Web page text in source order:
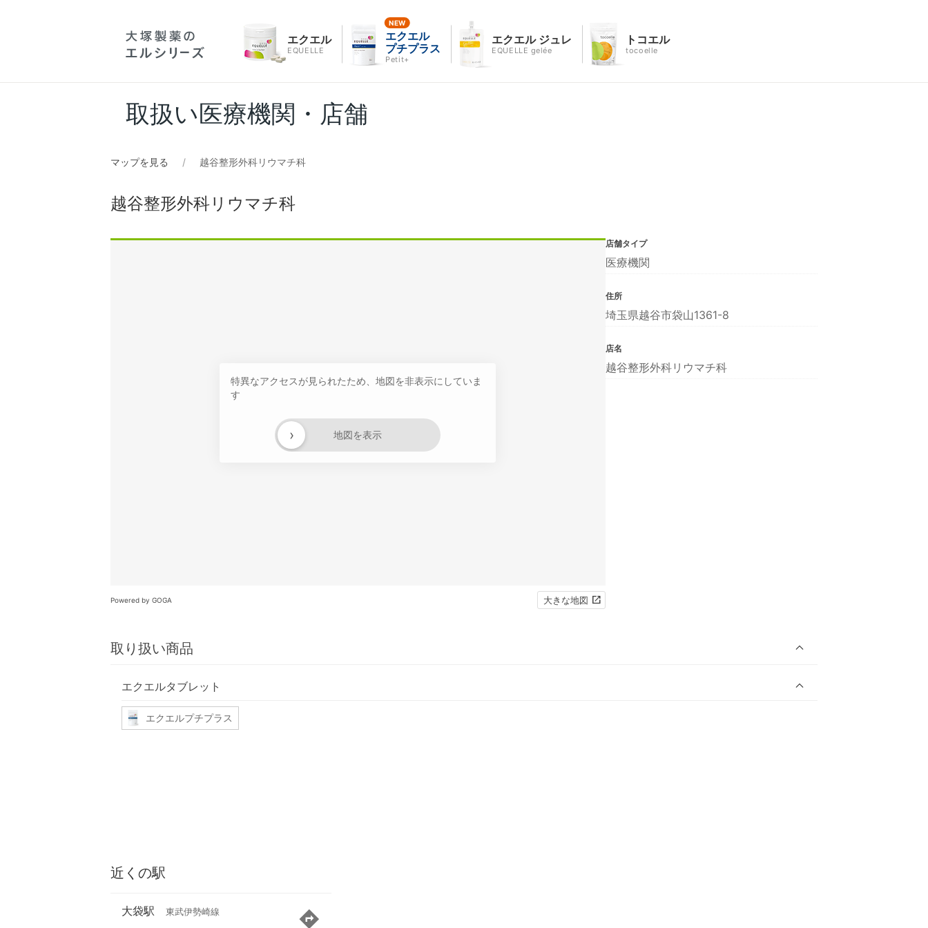
エクエル
EQUELLE
エクエル
プチプラス
Petit+
エクエル ジュレ
EQUELLE gelée
トコエル
tocoelle
取扱い医療機関・店舗
マップを見る 越谷整形外科リウマチ科
越谷整形外科リウマチ科
特異なアクセスが見られたため、地図を非表示にしていま
す
地図を表示
›
Powered by GOGA 大きな地図
取り扱い商品
エクエルタブレット
エクエルプチプラス
店舗タイプ
医療機関
住所
埼玉県越谷市袋山1361-8
店名
越谷整形外科リウマチ科
近くの駅
大袋駅 東武伊勢崎線